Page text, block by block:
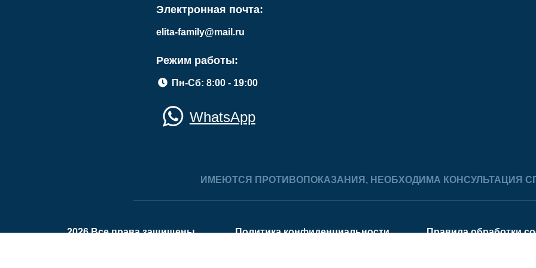
Электронная почта:
elita-family@mail.ru
Режим работы:
Пн-Сб: 8:00 - 19:00
WhatsApp
ИМЕЮТСЯ ПРОТИВОПОКАЗАНИЯ, НЕОБХОДИМА КОНСУЛЬТАЦИЯ
2026 Все права защищены. Политика конфиденциальности Правила обработки